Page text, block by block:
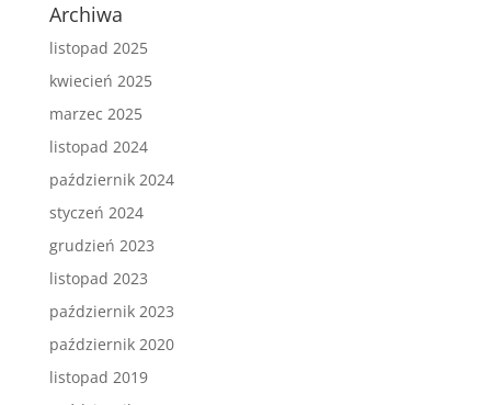
Archiwa
listopad 2025
kwiecień 2025
marzec 2025
listopad 2024
październik 2024
styczeń 2024
grudzień 2023
listopad 2023
październik 2023
październik 2020
listopad 2019